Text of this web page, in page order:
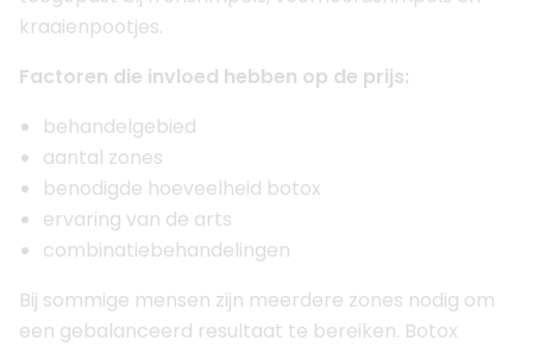
kraaienpootjes.
Factoren die invloed hebben op de prijs:
behandelgebied
aantal zones
benodigde hoeveelheid botox
ervaring van de arts
combinatiebehandelingen
Bij sommige mensen zijn meerdere zones nodig om
een gebalanceerd resultaat te bereiken. Botox